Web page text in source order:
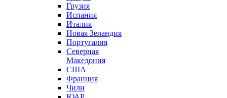
Грузия
Испания
Италия
Новая Зеландия
Португалия
Северная
Македония
США
Франция
Чили